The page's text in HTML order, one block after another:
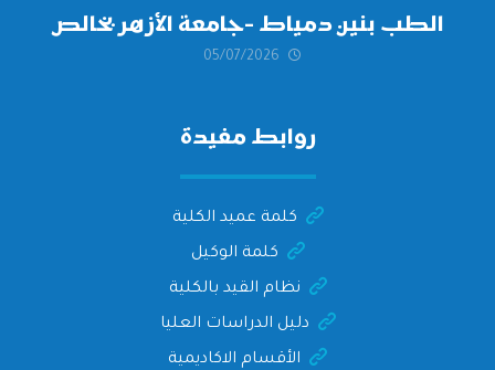
الطب بنين دمياط -جامعة الأزهر بخالص
التهنئة وأصدق الأمنيات إلى الأستاذ
05/07/2026
روابط مفيدة
كلمة عميد الكلية
كلمة الوكيل
نظام القيد بالكلية
دليل الدراسات العليا
الأقسام الاكاديمية